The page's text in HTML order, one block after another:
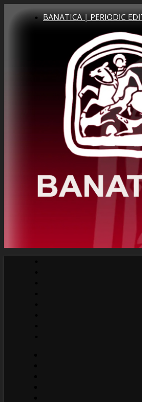
BANATICA | PERIODIC